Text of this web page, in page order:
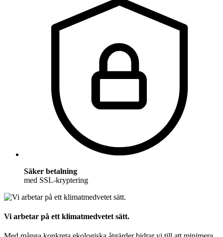
Säker betalning
med SSL-kryptering
Vi arbetar på ett klimatmedvetet sätt.